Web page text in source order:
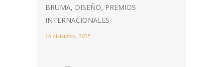
BRUMA, DISEÑO, PREMIOS
INTERNACIONALES.
16 diciembre, 2025